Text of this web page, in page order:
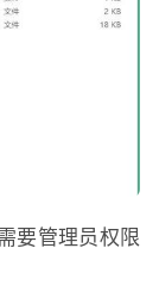
要管理员权限